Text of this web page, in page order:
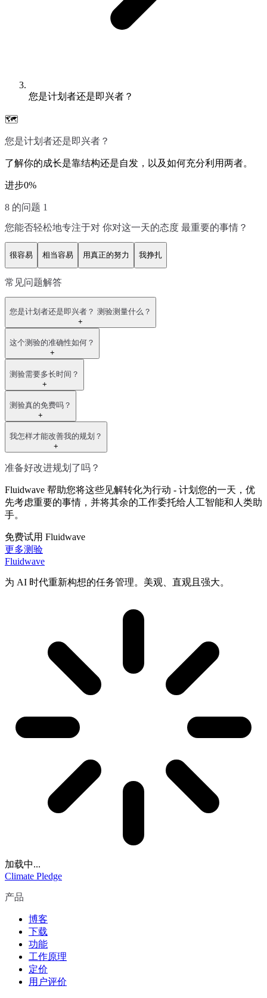
您是计划者还是即兴者？
🗺️
您是计划者还是即兴者？
了解你的成长是靠结构还是自发，以及如何充分利用两者。
进步0%
8 的问题 1
您能否轻松地专注于对 你对这一天的态度 最重要的事情？
很容易 相当容易 用真正的努力 我挣扎
常见问题解答
您是计划者还是即兴者？ 测验测量什么？
+
这个测验的准确性如何？
+
测验需要多长时间？
+
测验真的免费吗？
+
我怎样才能改善我的规划？
+
准备好改进规划了吗？
Fluidwave 帮助您将这些见解转化为行动 - 计划您的一天，优
先考虑重要的事情，并将其余的工作委托给人工智能和人类助
手。
免费试用 Fluidwave
更多测验
Fluidwave
为 AI 时代重新构想的任务管理。美观、直观且强大。
加载中...
Climate Pledge
产品
博客
下载
功能
工作原理
定价
用户评价